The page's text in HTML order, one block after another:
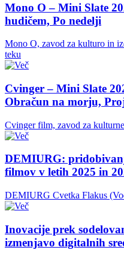
Mono O – Mini Slate
hudičem, Po nedelji
Mono O, zavod za kulturo in
teku
Cvinger – Mini Slate
Obračun na morju,
Cvinger film, zavod za
DEMIURG:
filmov v letih 2025 in
DEMIURG Cvetka Flakus
Inovacije prek
izmenjavo digitalnih